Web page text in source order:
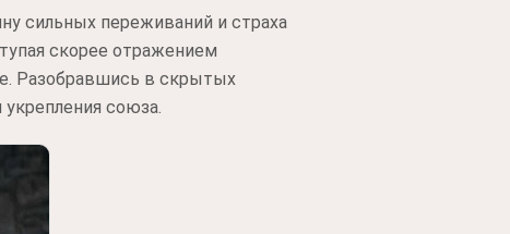
сильных переживаний и страха
скорее отражением
Разобравшись в скрытых
союза.